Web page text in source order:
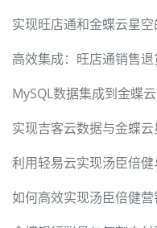
实现旺店通和金蝶云星
高效集成：旺店通销售
MySQL数据集成到金蝶
实现吉客云数据与金蝶
利用轻易云实现汤臣倍
如何高效实现汤臣倍健